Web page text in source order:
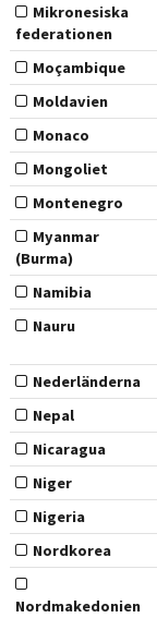
Mikronesiska
federationen
Moçambique
Moldavien
Monaco
Mongoliet
Montenegro
Myanmar
(Burma)
Namibia
Nauru
Nederländerna
Nepal
Nicaragua
Niger
Nigeria
Nordkorea
Nordmakedonien